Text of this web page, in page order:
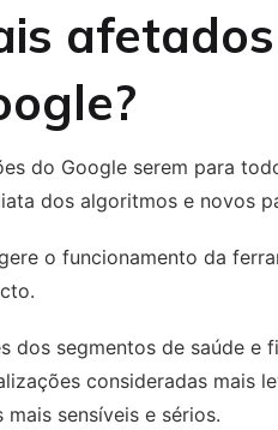
do Google serem para
dos algoritmos e novos
o funcionamento da
dos segmentos de saúde e
consideradas mais
sensíveis e sérios.